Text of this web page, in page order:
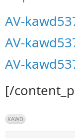
AV-
AV-
AV-
[/
KAWD